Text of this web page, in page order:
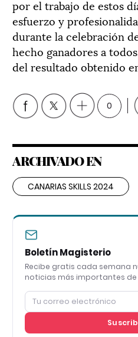
por el trabajo de estos
esfuerzo y
durante la celebración
hecho ganadores a
del resultado obtenido
0
ARCHIVADO EN
CANARIAS SKILLS 2024
Boletín Magisterio
Recibe gratis cada semana
noticias más importantes de